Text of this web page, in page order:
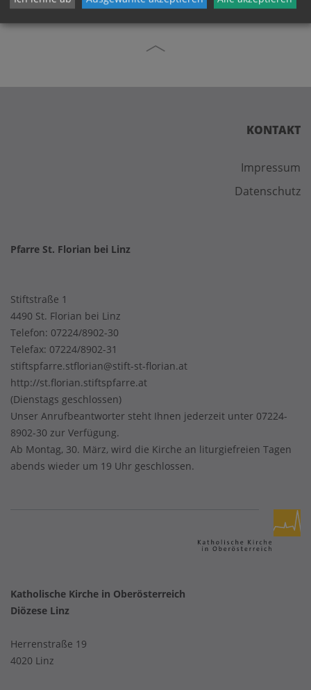
KONTAKT
Impressum
Datenschutz
Pfarre St. Florian bei Linz
Stiftstraße 1
4490 St. Florian bei Linz
Telefon: 07224/8902-30
Telefax: 07224/8902-31
stiftspfarre.stflorian@stift-st-florian.at
http://st.florian.stiftspfarre.at
(Dienstags geschlossen)
Unser Anrufbeantworter steht Ihnen jederzeit unter 07224-
8902-30 zur Verfügung.
Ab Montag, 30. März, wird die Kirche an liturgiefreien Tagen
abends wieder um 19 Uhr geschlossen.
Katholische Kirche in Oberösterreich
Diözese Linz
Herrenstraße 19
4020 Linz